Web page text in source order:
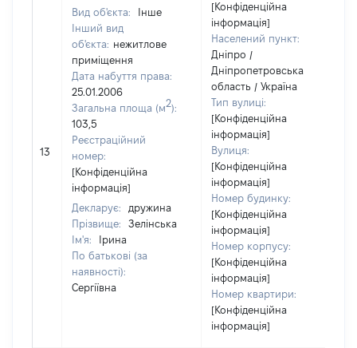
13
Вид об'єкта:
Інше
Інший вид
об'єкта: нежитлове
приміщення
Дата набуття права:
25.01.2006
Загальна площа (м2):
103,5
Реєстраційний
номер:
[Конфіденційна
інформація]
Декларує:
дружина
Прізвище:
Зелінська
Ім'я:
Ірина
По батькові (за
наявності):
Сергіївна
[Конфіденційна
інформація]
Населений пункт:
Дніпро /
Дніпропетровська
область / Україна
Тип вулиці:
[Конфіденційна
інформація]
Вулиця:
[Конфіденційна
інформація]
Номер будинку:
[Конфіденційна
інформація]
Номер корпусу:
[Конфіденційна
інформація]
Номер квартири:
[Конфіденційна
інформація]